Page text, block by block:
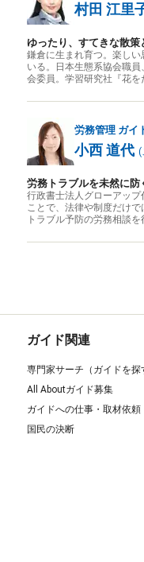
村田 江里
ゆったり、すてきな散
鎌倉に生まれ育つ。楽し
いる。日本生態系協会職
会委員。学習研究社『花
労務管理 ガイ
小西 道代 (
労務トラブルを未然に
行政書士法人グローアッ
ことで、法律や制度だけ
トラブル予防の労務相談
ガイド関連
専門家サーチ（ガイドを探
All Aboutガイド募集
ガイドへの仕事・取材依頼
国民の決断